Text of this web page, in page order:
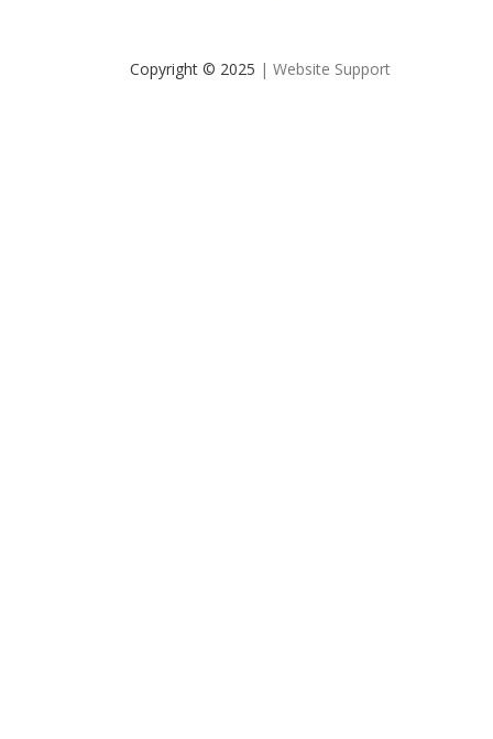
Copyright © 2025 | Website Support